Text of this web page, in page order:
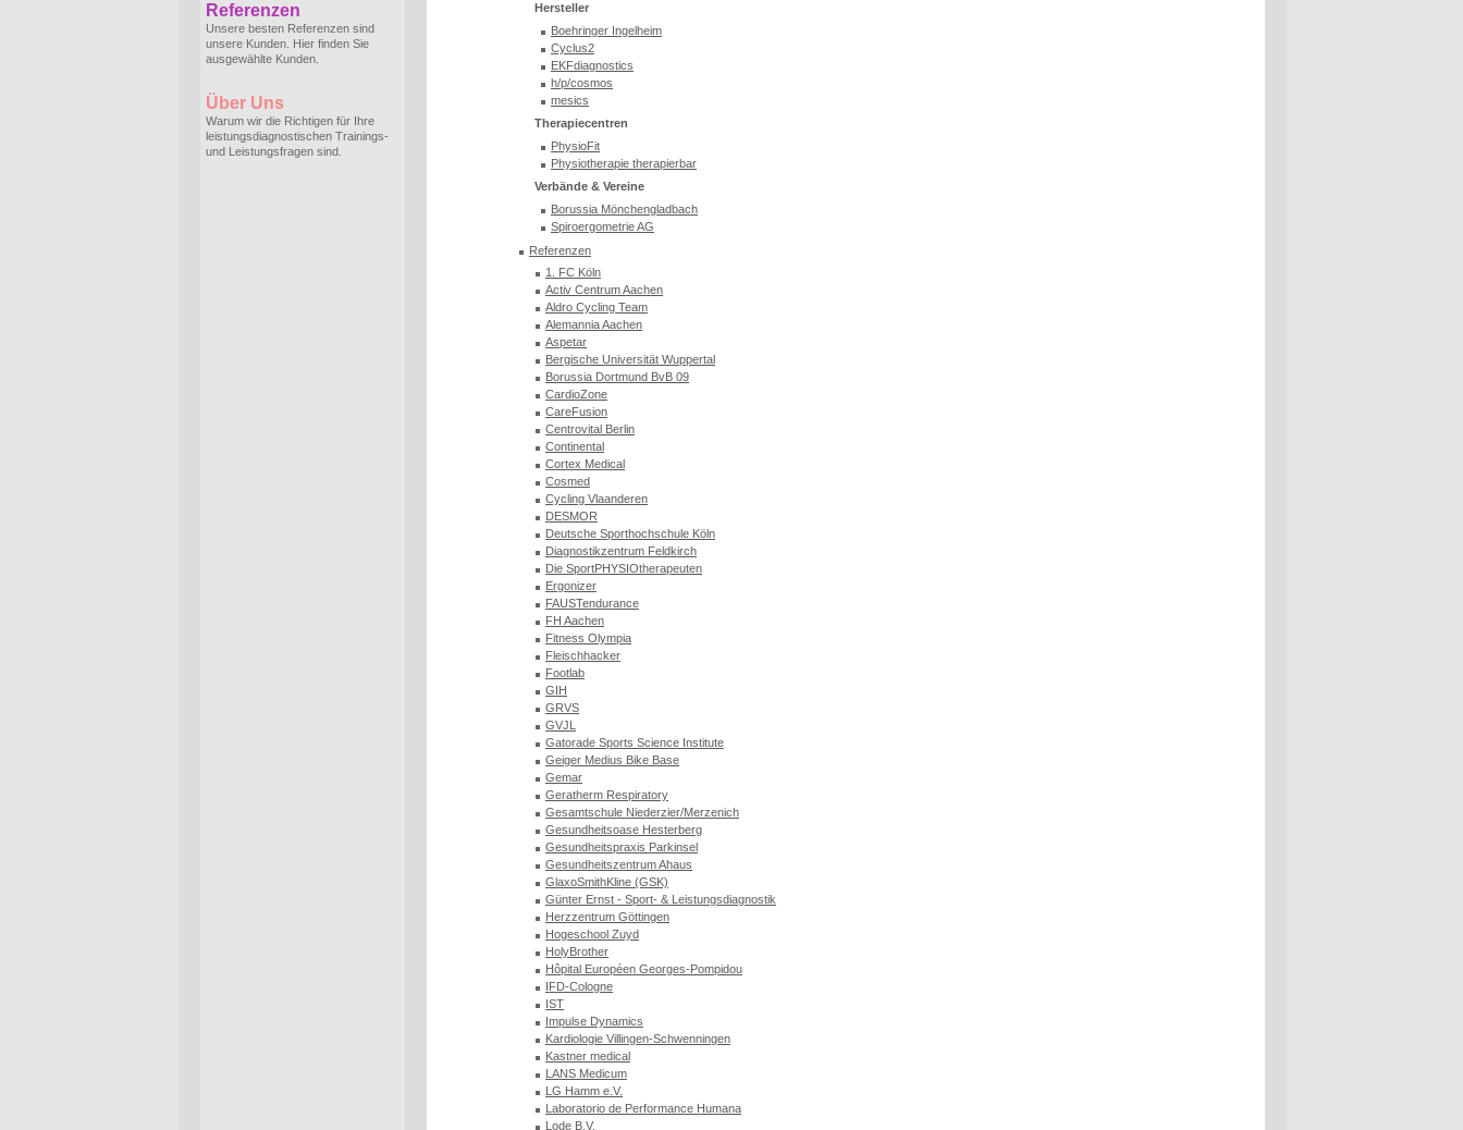
Referenzen
Unsere besten Referenzen sind
unsere Kunden. Hier finden Sie
ausgewählte Kunden.
Über Uns
Warum wir die Richtigen für Ihre
leistungsdiagnostischen Trainings-
und Leistungsfragen sind.
Hersteller
Boehringer Ingelheim
Cyclus2
EKFdiagnostics
h/p/cosmos
mesics
Therapiecentren
PhysioFit
Physiotherapie therapierbar
Verbände & Vereine
Borussia Mönchengladbach
Spiroergometrie AG
Referenzen
1. FC Köln
Activ Centrum Aachen
Aldro Cycling Team
Alemannia Aachen
Aspetar
Bergische Universität Wuppertal
Borussia Dortmund BvB 09
CardioZone
CareFusion
Centrovital Berlin
Continental
Cortex Medical
Cosmed
Cycling Vlaanderen
DESMOR
Deutsche Sporthochschule Köln
Diagnostikzentrum Feldkirch
Die SportPHYSIOtherapeuten
Ergonizer
FAUSTendurance
FH Aachen
Fitness Olympia
Fleischhacker
Footlab
GIH
GRVS
GVJL
Gatorade Sports Science Institute
Geiger Medius Bike Base
Gemar
Geratherm Respiratory
Gesamtschule Niederzier/Merzenich
Gesundheitsoase Hesterberg
Gesundheitspraxis Parkinsel
Gesundheitszentrum Ahaus
GlaxoSmithKline (GSK)
Günter Ernst - Sport- & Leistungsdiagnostik
Herzzentrum Göttingen
Hogeschool Zuyd
HolyBrother
Hôpital Européen Georges-Pompidou
IFD-Cologne
IST
Impulse Dynamics
Kardiologie Villingen-Schwenningen
Kastner medical
LANS Medicum
LG Hamm e.V.
Laboratorio de Performance Humana
Lode B.V.